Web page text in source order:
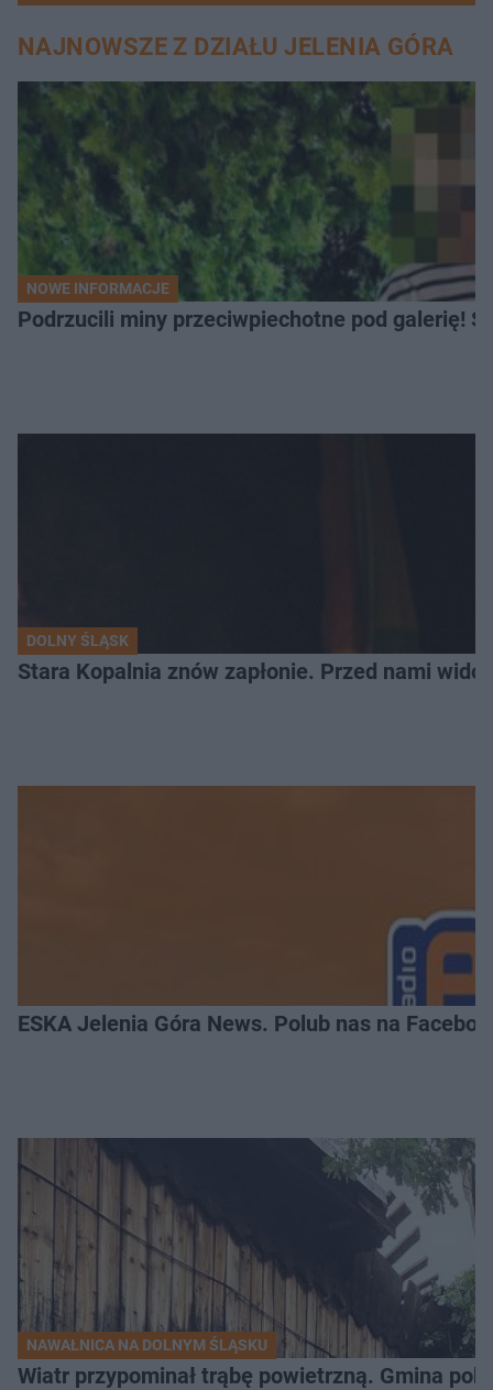
NAJNOWSZE Z DZIAŁU JELENIA GÓRA
NOWE INFORMACJE
Podrzucili miny przeciwpiechotne pod galerię!
DOLNY ŚLĄSK
Stara Kopalnia znów zapłonie. Przed nami
ESKA Jelenia Góra News. Polub nas na
NAWAŁNICA NA DOLNYM ŚLĄSKU
Wiatr przypominał trąbę powietrzną. Gmina